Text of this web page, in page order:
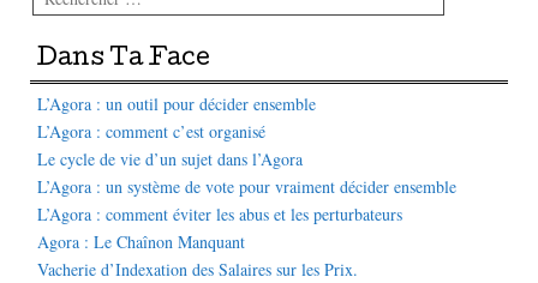
Dans Ta Face
L’Agora : un outil pour décider ensemble
L’Agora : comment c’est organisé
Le cycle de vie d’un sujet dans l’Agora
L’Agora : un système de vote pour vraiment décider ensemble
L’Agora : comment éviter les abus et les perturbateurs
Agora : Le Chaînon Manquant
Vacherie d’Indexation des Salaires sur les Prix.